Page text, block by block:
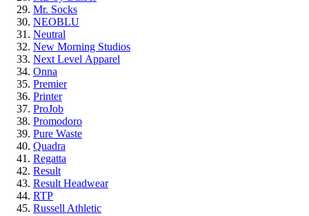
Mr. Socks
NEOBLU
Neutral
New Morning Studios
Next Level Apparel
Onna
Premier
Printer
ProJob
Promodoro
Pure Waste
Quadra
Regatta
Result
Result Headwear
RTP
Russell Athletic